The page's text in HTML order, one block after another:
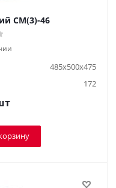
СМ(3)-46
485x500x475
172